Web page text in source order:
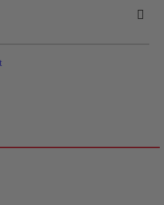
на работния ден.